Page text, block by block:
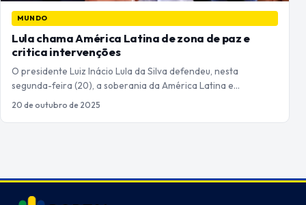
MUNDO
Lula chama América Latina de zona de paz e
critica intervenções
O presidente Luiz Inácio Lula da Silva defendeu, nesta
segunda-feira (20), a soberania da América Latina e…
20 de outubro de 2025